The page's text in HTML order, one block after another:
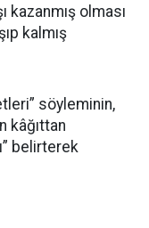
olması
kalmış
söyleminin,
kâğıttan
belirterek